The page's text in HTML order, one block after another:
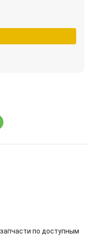
по доступным